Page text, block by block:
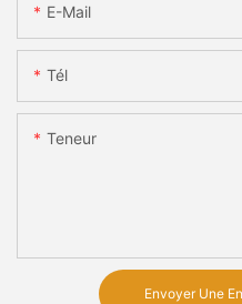
E-Mail
Tél
Teneur
Envoyer Une